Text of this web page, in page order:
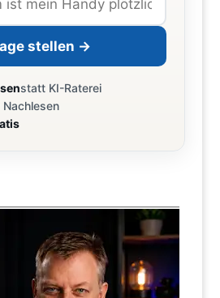
stellen →
statt KI-Raterei
Nachlesen